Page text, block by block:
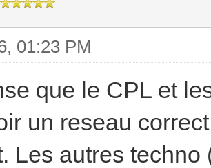
01:23 PM
que le CPL et
un reseau
Les autres